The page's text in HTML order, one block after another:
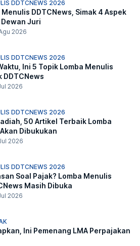
DDTCNEWS 2026
Menulis DDTCNews, Simak 4 Aspek
Juri
2026
DDTCNEWS 2026
Ini 5 Topik Lomba Menulis
DDTCNews
2026
DDTCNEWS 2026
50 Artikel Terbaik Lomba
Dibukukan
2026
DDTCNEWS 2026
Soal Pajak? Lomba Menulis
Masih Dibuka
2026
Ini Pemenang LMA Perpajakan